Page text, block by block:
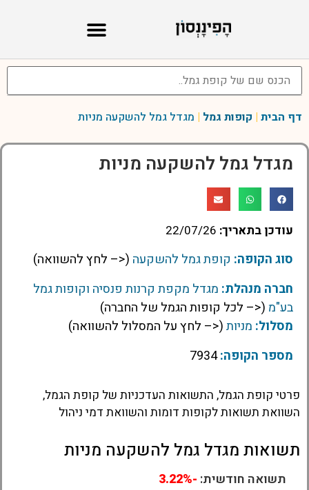
דף הבית | קופות גמל | מגדל גמל להשקעה מניות
מגדל גמל להשקעה מניות
עודכן בתאריך: 22/07/26
סוג הקופה: קופת גמל להשקעה (<– לחץ להשוואה)
חברה מנהלת: מגדל מקפת קרנות פנסיה וקופות גמל
בע"מ (<– לכל קופות הגמל של החברה)
מסלול: מניות(<– לחץ על המסלול להשוואה)
מספר הקופה:7934
פרטי קופת הגמל, התשואות העדכניות של קופת הגמל,
השוואת תשואות לקופות דומות והשוואת דמי ניהול
תשואות מגדל גמל להשקעה מניות
תשואה חודשית: -3.22%